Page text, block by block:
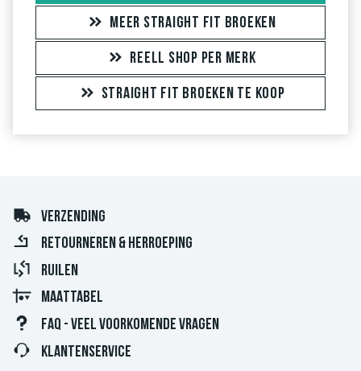
MEER STRAIGHT FIT BROEKEN
REELL SHOP PER MERK
STRAIGHT FIT BROEKEN TE KOOP
VERZENDING
RETOURNEREN & HERROEPING
RUILEN
MAATTABEL
FAQ - VEEL VOORKOMENDE VRAGEN
KLANTENSERVICE